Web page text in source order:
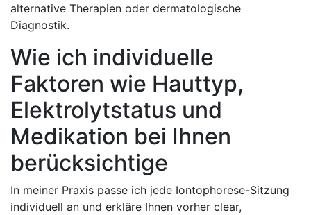
alternative Therapien oder⁤ dermatologische
Diagnostik.
Wie ich individuelle
Faktoren wie Hauttyp,
Elektrolytstatus ⁣und
Medikation⁣ bei Ihnen
berücksichtige
In meiner⁣ Praxis passe⁤ ich‌ jede Iontophorese-Sitzung
‍individuell ⁢an und erkläre Ihnen vorher clear,